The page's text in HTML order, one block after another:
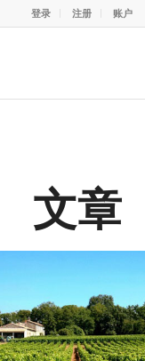
登录 注册 账户
文章